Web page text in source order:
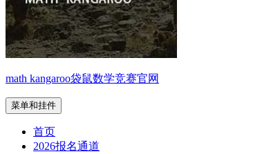
math kangaroo袋鼠数学竞赛官网
菜单和挂件
首页
2026报名通道